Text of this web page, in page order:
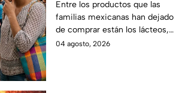
la gente deja de
comprar para cubrir la
canasta básica en
México, según Anpec
Entre los productos que las
familias mexicanas han dejado
de comprar están los lácteos,
comida enlatada, pan de caja,
04 agosto, 2026